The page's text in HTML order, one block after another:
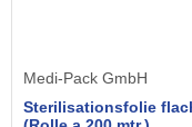
Medi-Pack GmbH
Sterilisationsfolie